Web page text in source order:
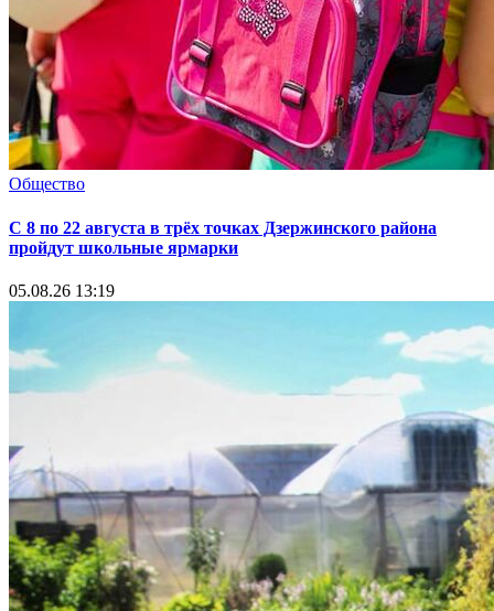
Общество
С 8 по 22 августа в трёх точках Дзержинского района
пройдут школьные ярмарки
05.08.26 13:19